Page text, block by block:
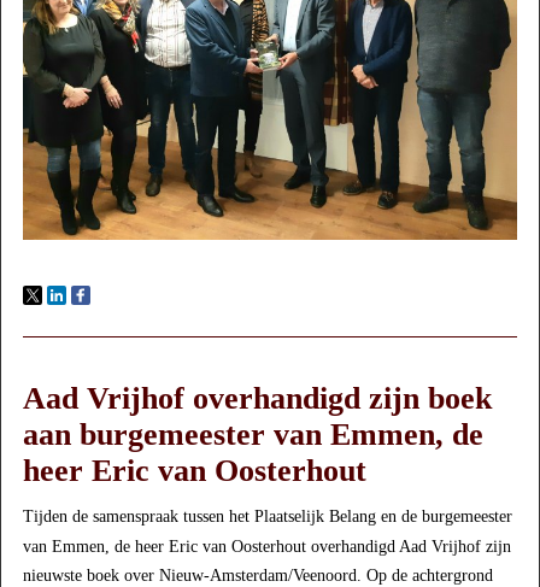
Aad Vrijhof overhandigd zijn boek
aan burgemeester van Emmen, de
heer Eric van Oosterhout
Tijden de samenspraak tussen het Plaatselijk Belang en de burgemeester
van Emmen, de heer Eric van Oosterhout overhandigd Aad Vrijhof zijn
nieuwste boek over Nieuw-Amsterdam/Veenoord. Op de achtergrond